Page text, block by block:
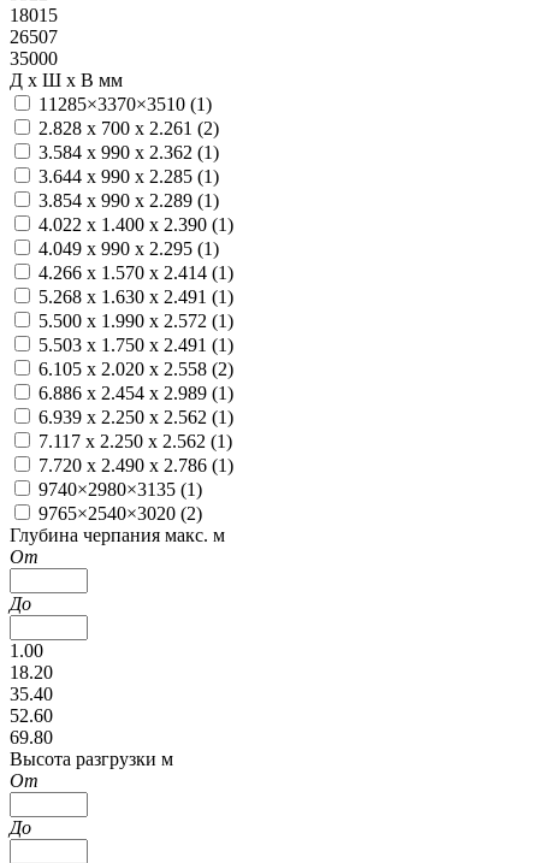
18015
26507
35000
Д x Ш x В мм
11285×3370×3510 (1)
2.828 x 700 x 2.261 (2)
3.584 x 990 x 2.362 (1)
3.644 x 990 x 2.285 (1)
3.854 x 990 x 2.289 (1)
4.022 x 1.400 x 2.390 (1)
4.049 x 990 x 2.295 (1)
4.266 x 1.570 x 2.414 (1)
5.268 x 1.630 x 2.491 (1)
5.500 x 1.990 x 2.572 (1)
5.503 x 1.750 x 2.491 (1)
6.105 x 2.020 x 2.558 (2)
6.886 х 2.454 х 2.989 (1)
6.939 x 2.250 x 2.562 (1)
7.117 x 2.250 x 2.562 (1)
7.720 x 2.490 x 2.786 (1)
9740×2980×3135 (1)
9765×2540×3020 (2)
Глубина черпания макс. м
От
До
1.00
18.20
35.40
52.60
69.80
Высота разгрузки м
От
До